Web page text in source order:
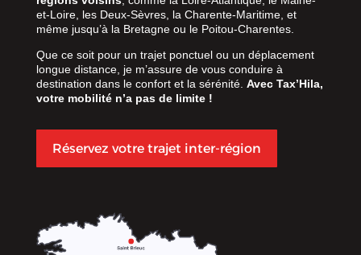
et-Loire, les Deux-Sèvres, la Charente-Maritime, et
même jusqu’à la Bretagne ou le Poitou-Charentes.
Que ce soit pour un trajet ponctuel ou un déplacement
longue distance, je m’assure de vous conduire à
destination dans le confort et la sérénité. Avec Tax’Hila,
votre mobilité n’a pas de limite !
Réservez votre trajet inter-région